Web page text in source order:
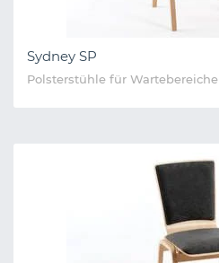
Sydney SP
Polsterstühle für Wartebereiche